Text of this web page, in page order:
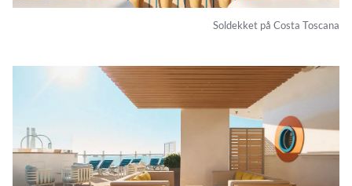
Soldekket på Costa Toscana